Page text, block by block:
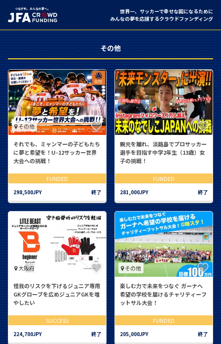
つながれ、みんなの夢へ。
世界一、サッカーで幸せな国になるために
みんなの夢を応援するクラウドファンディング
その他
その他
それでも、ミャンマーの子どもたち
に夢と希望を！U-12サッカー世界
大会への挑戦！
FUNDED
298,500JPY 終了
親元を離れ、淡路島でプロサッカー
選手を目指す中学2年生（13歳）女
子の挑戦！
FUNDED
281,000JPY 終了
大阪府
怪我のリスクを下げるジュニア専用
GKグローブを広めジュニアGKを増
やしたい
SUCCESS
224,700JPY 終了
その他
楽しむ力で未来をつなぐ ガーナへ
希望の学校を届けるチャリティーフ
ットサル大会！
FUNDED
205,000JPY 終了